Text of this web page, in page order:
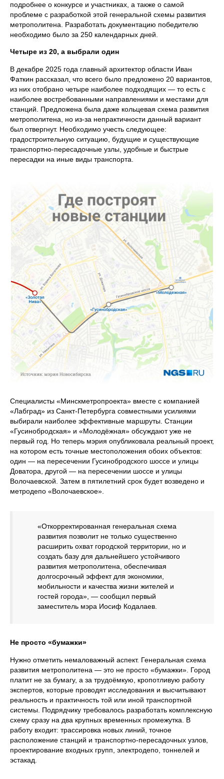
подробнее о конкурсе и участниках, а также о самой
проблеме с разработкой этой генеральной схемы развития
метрополитена. Разработать документацию победителю
необходимо было за 250 календарных дней.
Четыре из 20, а выбрали один
В декабре 2025 года главный архитектор области Иван
Фаткин рассказал, что всего было предложено 20 вариантов,
из них отобрано четыре наиболее подходящих — то есть с
наиболее востребованными направлениями и местами для
станций. Предложена была даже кольцевая схема развития
метрополитена, но из‑за непрактичности данный вариант
был отвергнут. Необходимо учесть следующее:
градостроительную ситуацию, будущие и существующие
транспортно‑пересадочные узлы, удобные и быстрые
пересадки на иные виды транспорта.
Специалисты «Минскметропроекта» вместе с компанией
«Лабград» из Санкт‑Петербурга совместными усилиями
выбирали наиболее эффективные маршруты. Станции
«Гусинобродская» и «Молодёжная» обсуждают уже не
первый год. Но теперь мэрия опубликовала реальный проект,
на котором есть точные местоположения обоих объектов:
один — на пересечении Гусинобродского шоссе и улицы
Доватора, другой — на пересечении шоссе и улицы
Волочаевской. Затем в пятилетний срок будет возведено и
метродепо «Волочаевское».
«Откорректированная генеральная схема
развития позволит не только существенно
расширить охват городской территории, но и
создать базу для дальнейшего устойчивого
развития метрополитена, обеспечивая
долгосрочный эффект для экономики,
мобильности и качества жизни жителей и
гостей города», — сообщил первый
заместитель мэра Иосиф Кодалаев.
Не просто «бумажки»
Нужно отметить немаловажный аспект. Генеральная схема
развития метрополитена — это не просто «бумажки». Город
платит не за бумагу, а за трудоёмкую, кропотливую работу
экспертов, которые проводят исследования и высчитывают
реальность и практичность той или иной транспортной
системы. Подрядчику требовалось разработать комплексную
схему сразу на два крупных временных промежутка. В
работу входит: трассировка новых линий, точное
расположение станций и транспортно‑пересадочных узлов,
проектирование входных групп, электродепо, тоннелей и
эстакад.